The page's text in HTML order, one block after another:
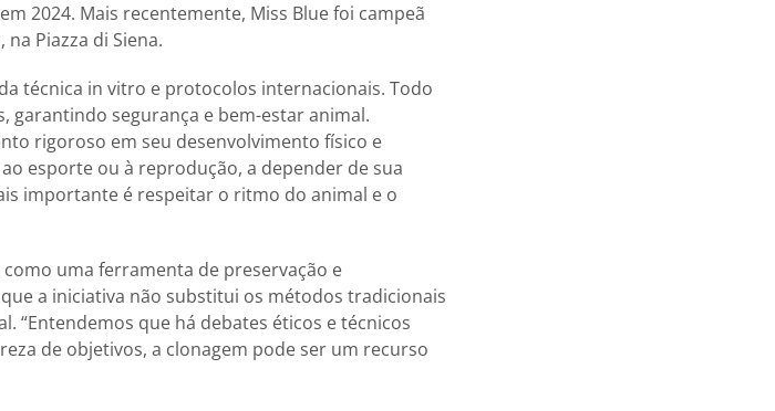
2024. Mais recentemente, Miss Blue foi campeã
na Piazza di Siena.
técnica in vitro e protocolos internacionais. Todo
garantindo segurança e bem-estar animal.
rigoroso em seu desenvolvimento físico e
esporte ou à reprodução, a depender de sua
importante é respeitar o ritmo do animal e o
como uma ferramenta de preservação e
a iniciativa não substitui os métodos tradicionais
“Entendemos que há debates éticos e técnicos
de objetivos, a clonagem pode ser um recurso